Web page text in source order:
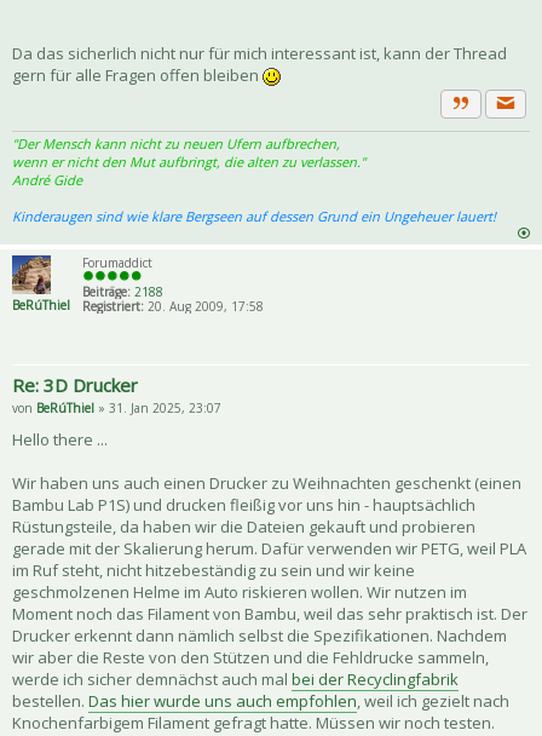
Da das sicherlich nicht nur für mich interessant ist, kann der Thread
gern für alle Fragen offen bleiben
Zitat
"Der Mensch kann nicht zu neuen Ufern aufbrechen,
wenn er nicht den Mut aufbringt, die alten zu verlassen."
André Gide
Kinderaugen sind wie klare Bergseen auf dessen Grund ein Ungeheuer lauert!
BeRúThiel
Forumaddict
Beiträge: 2188
Registriert: 20. Aug 2009, 17:58
Re: 3D Drucker
von BeRúThiel » 31. Jan 2025, 23:07
Hello there ...
Wir haben uns auch einen Drucker zu Weihnachten geschenkt (einen
Bambu Lab P1S) und drucken fleißig vor uns hin - hauptsächlich
Rüstungsteile, da haben wir die Dateien gekauft und probieren
gerade mit der Skalierung herum. Dafür verwenden wir PETG, weil PLA
im Ruf steht, nicht hitzebeständig zu sein und wir keine
geschmolzenen Helme im Auto riskieren wollen. Wir nutzen im
Moment noch das Filament von Bambu, weil das sehr praktisch ist. Der
Drucker erkennt dann nämlich selbst die Spezifikationen. Nachdem
wir aber die Reste von den Stützen und die Fehldrucke sammeln,
werde ich sicher demnächst auch mal bei der Recyclingfabrik
bestellen. Das hier wurde uns auch empfohlen, weil ich gezielt nach
Knochenfarbigem Filament gefragt hatte. Müssen wir noch testen.